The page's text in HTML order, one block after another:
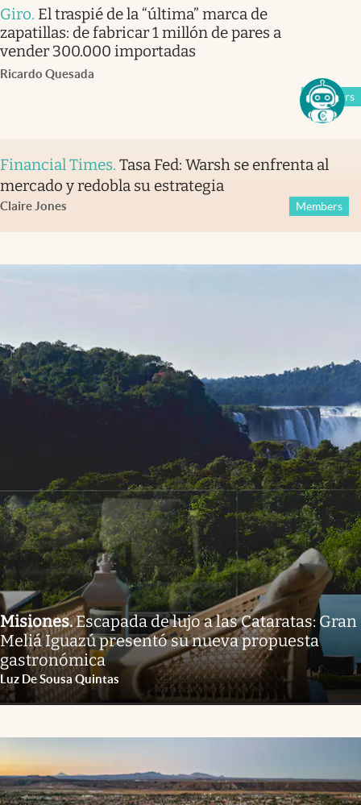
Giro. El traspié de la “última” marca de
zapatillas: de fabricar 1 millón de pares a
vender 300.000 importadas
Ricardo Quesada
Members
Financial Times. Tasa Fed: Warsh se enfrenta al
mercado y redobla su estrategia
Claire Jones Members
Misiones.Escapada de lujo a las Cataratas: Gran
Meliá Iguazú presentó su nueva propuesta
gastronómica
Luz De Sousa Quintas